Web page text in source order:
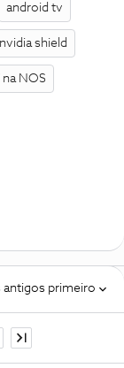
android tv
nvidia shield
NOS
antigos primeiro